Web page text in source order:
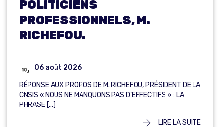
POLITICIENS
PROFESSIONNELS, M.
RICHEFOU.
06 août 2026
RÉPONSE AUX PROPOS DE M. RICHEFOU, PRÉSIDENT DE LA
CNSIS « NOUS NE MANQUONS PAS D’EFFECTIFS » : LA
PHRASE […]
LIRE LA SUITE